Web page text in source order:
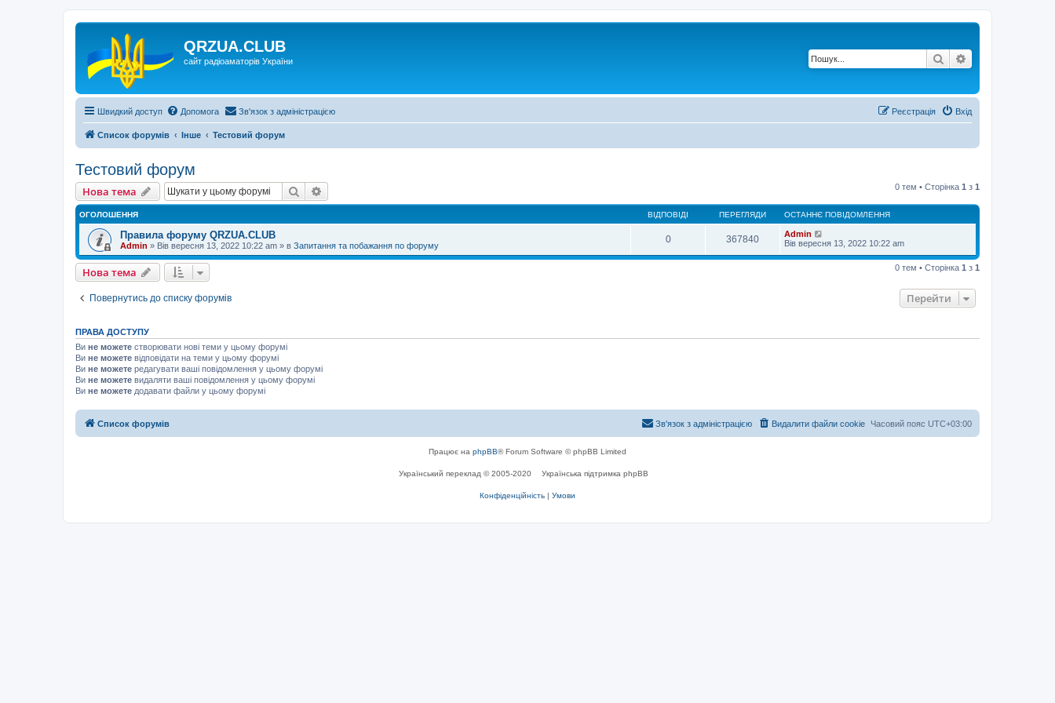
QRZUA.CLUB
сайт радіоаматорів України Пошук
Швидкий доступ Допомога Зв'язок з адміністрацією Вхід
Реєстрація
Список форумів Інше Тестовий форум
Тестовий форум
Нова тема Пошук 0 тем • Сторінка 1 з 1
ОГОЛОШЕННЯ ВІДПОВІДІ ПЕРЕГЛЯДИ ОСТАННЄ ПОВІДОМЛЕННЯ
Правила форуму QRZUA.CLUB
Admin » Вів вересня 13, 2022 10:22 am » в Запитання та побажання по форуму
0 367840
Admin
Вів вересня 13, 2022 10:22 am
Нова тема 0 тем • Сторінка 1 з 1
Повернутись до списку форумів Перейти
ПРАВА ДОСТУПУ
Ви не можете створювати нові теми у цьому форумі
Ви не можете відповідати на теми у цьому форумі
Ви не можете редагувати ваші повідомлення у цьому форумі
Ви не можете видаляти ваші повідомлення у цьому форумі
Ви не можете додавати файли у цьому форумі
Список форумів Часовий пояс UTC+03:00
Видалити файли cookie
Зв'язок з адміністрацією
Працює на phpBB® Forum Software © phpBB Limited
Український переклад © 2005-2020 Українська підтримка phpBB
Конфіденційність | Умови